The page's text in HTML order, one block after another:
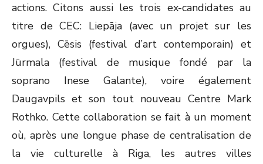
actions. Citons aussi les trois ex-candidates au
titre de CEC: Liepāja (avec un projet sur les
orgues), Cēsis (festival d’art contemporain) et
Jūrmala (festival de musique fondé par la
soprano Inese Galante), voire également
Daugavpils et son tout nouveau Centre Mark
Rothko. Cette collaboration se fait à un moment
où, après une longue phase de centralisation de
la vie culturelle à Riga, les autres villes